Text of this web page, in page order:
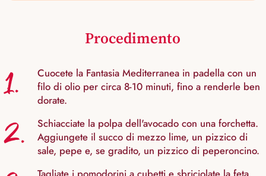
Procedimento
1.
Cuocete la Fantasia Mediterranea in padella con un
filo di olio per circa 8-10 minuti, fino a renderle ben
dorate.
2.
Schiacciate la polpa dell'avocado con una forchetta.
Aggiungete il succo di mezzo lime, un pizzico di
sale, pepe e, se gradito, un pizzico di peperoncino.